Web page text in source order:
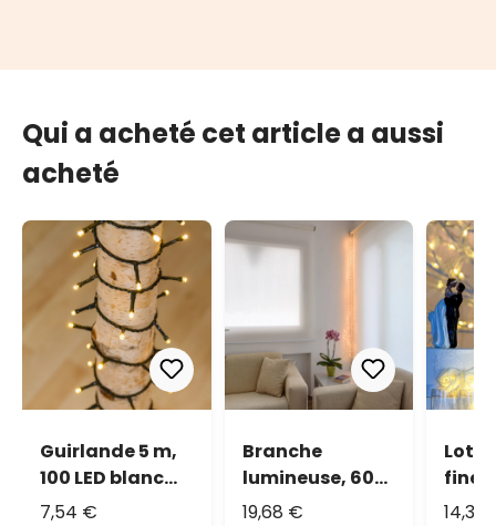
Qui a acheté cet article a aussi
acheté
Guirlande 5 m,
100 LED blanc
chaud
7,54 €
Branche
lumineuse, 600
microled blanc
19,68 €
Lot
14,30